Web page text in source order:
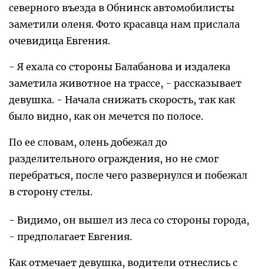
северного въезда в Обнинск автомобилисты
заметили оленя. Фото красавца нам прислала
очевидица Евгения.
- Я ехала со стороны Балабанова и издалека
заметила животное на трассе, - рассказывает
девушка. - Начала снижать скорость, так как
было видно, как он мечется по полосе.
По ее словам, олень добежал до
разделительного ограждения, но не смог
перебраться, после чего развернулся и побежал
в сторону стелы.
- Видимо, он вышел из леса со стороны города,
- предполагает Евгения.
Как отмечает девушка, водители отнеслись с